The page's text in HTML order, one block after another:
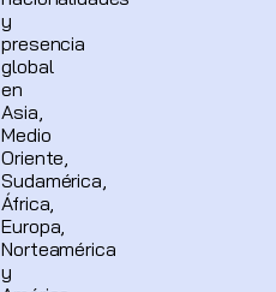
y
presencia
global
en
Asia,
Medio
Oriente,
Sudamérica,
África,
Europa,
Norteamérica
y